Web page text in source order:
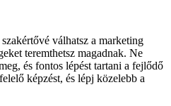
válhatsz a marketing
teremthetsz magadnak. Ne
és fontos lépést tartani a fejlődő
képzést, és lépj közelebb a